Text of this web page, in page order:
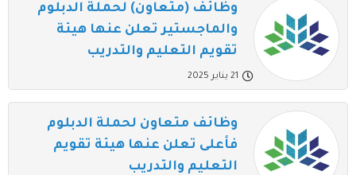
وظائف (متعاون) لحملة الدبلوم
والماجستير تعلن عنها هيئة
تقويم التعليم والتدريب
21 يناير 2025
وظائف متعاون لحملة الدبلوم
فأعلى تعلن عنها هيئة تقويم
التعليم والتدريب